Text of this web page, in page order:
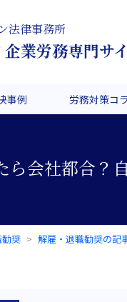
法律事務所
企業労務専門サ
事例 労務対策コ
ら会社都合？
奨 解雇・退職勧奨の記